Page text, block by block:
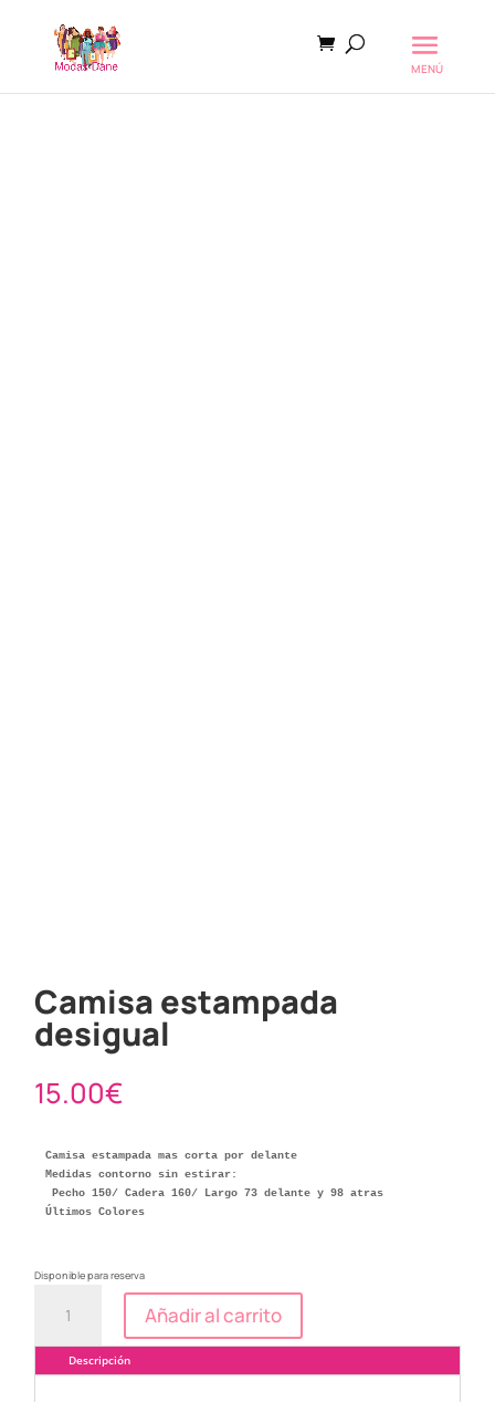
Camisa estampada
desigual
15.00€
Camisa estampada mas corta por delante
Medidas contorno sin estirar:
Pecho 150/ Cadera 160/ Largo 73 delante y 98 atras
Disponible para reserva
estampada
cantidad
Añadir al carrito
Descripción